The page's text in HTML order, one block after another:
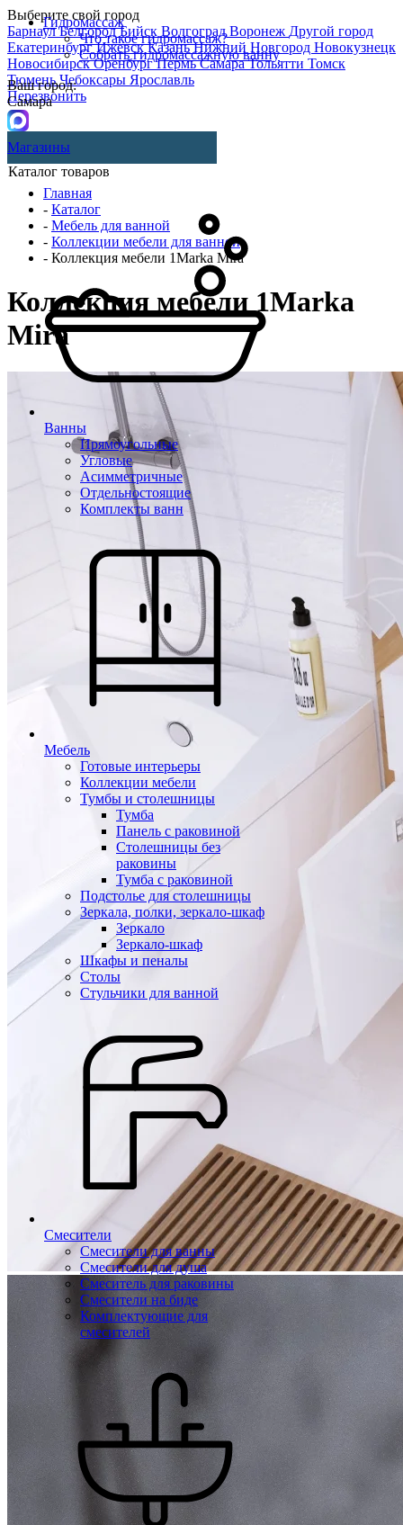
Выберите свой город
БарнаулБелгородБийск ВолгоградВоронеж Другой город
ЕкатеринбургИжевскКазаньНижний Новгород Новокузнецк
НовосибирскОренбургПермьСамараТольятти Томск
ТюменьЧебоксары Ярославль
Перезвонить
Гидромассаж
Что такое гидромассаж?
Собрать гидромассажную ванну
Ваш город:
Самара
Магазины
Каталог товаров
Ванны
Прямоугольные
Угловые
Асимметричные
Отдельностоящие
Комплекты ванн
Мебель
Готовые интерьеры
Коллекции мебели
Тумбы и столешницы
Тумба
Панель с раковиной
Столешницы без
раковины
Тумба с раковиной
Подстолье для столешницы
Зеркала, полки, зеркало-шкаф
Зеркало
Зеркало-шкаф
Шкафы и пеналы
Столы
Стульчики для ванной
Смесители
Смесители для ванны
Смесители для душа
Смеситель для раковины
Смесители на биде
Комплектующие для
смесителей
Главная
- Каталог
- Мебель для ванной
- Коллекции мебели для ванной
- Коллекция мебели 1Marka Mira
Коллекция мебели 1Marka
Mira